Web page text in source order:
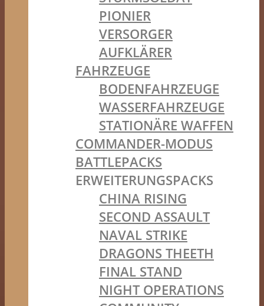
PIONIER
VERSORGER
AUFKLÄRER
FAHRZEUGE
BODENFAHRZEUGE
WASSERFAHRZEUGE
STATIONÄRE WAFFEN
COMMANDER-MODUS
BATTLEPACKS
ERWEITERUNGSPACKS
CHINA RISING
SECOND ASSAULT
NAVAL STRIKE
DRAGONS THEETH
FINAL STAND
NIGHT OPERATIONS